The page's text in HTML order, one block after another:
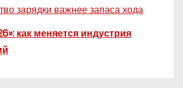
зарядки важнее запаса хода
как меняется индустрия